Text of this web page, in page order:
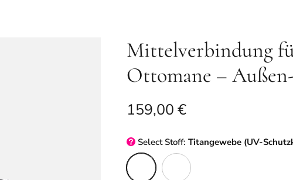
Mittelverbindung
Ottomane –
Normaler Preis
159,00 €
SelectStoff: Titangewebe (UV-
Titangewebe (UV-Schutzklasse AA+)
Silverline (UV-Qualität AA+)